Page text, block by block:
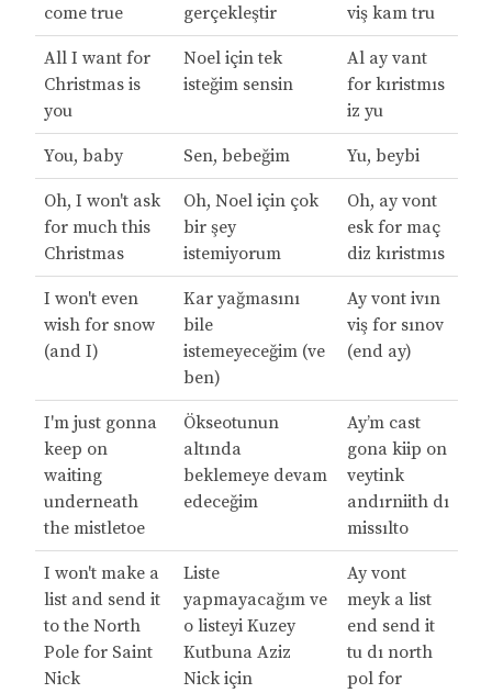
come true
gerçekleştir
viş kam tru
All I want for
Christmas is
you
Noel için tek
isteğim sensin
Al ay vant
for kıristmıs
iz yu
You, baby Sen, bebeğim Yu, beybi
Oh, I won't ask
for much this
Christmas
Oh, Noel için çok
bir şey
istemiyorum
Oh, ay vont
esk for maç
diz kıristmıs
I won't even
wish for snow
(and I)
Kar yağmasını
bile
istemeyeceğim (ve
ben)
Ay vont ivın
viş for sınov
(end ay)
I'm just gonna
keep on
waiting
underneath
the mistletoe
Ökseotunun
altında
beklemeye devam
edeceğim
Ay’m cast
gona kiip on
veytink
andırniith dı
missılto
I won't make a
list and send it
to the North
Pole for Saint
Nick
Liste
yapmayacağım ve
o listeyi Kuzey
Kutbuna Aziz
Nick için
Ay vont
meyk a list
end send it
tu dı north
pol for